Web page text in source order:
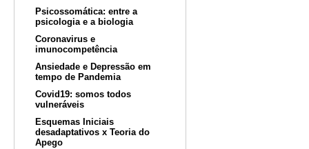
Psicossomática: entre a
psicologia e a biologia
Coronavirus e
imunocompetência
Ansiedade e Depressão em
tempo de Pandemia
Covid19: somos todos
vulneráveis
Esquemas Iniciais
desadaptativos x Teoria do
Apego